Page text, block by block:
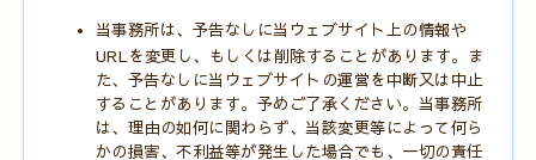
当事務所は、予告なしに当ウェブサイト上の情報や
URLを変更し、もしくは削除することがあります。ま
た、予告なしに当ウェブサイトの運営を中断又は中止
することがあります。予めご了承ください。当事務所
は、理由の如何に関わらず、当該変更等によって何ら
かの損害、不利益等が発生した場合でも、一切の責任